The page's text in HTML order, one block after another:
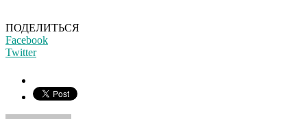
ПОДЕЛИТЬСЯ
Facebook
Twitter